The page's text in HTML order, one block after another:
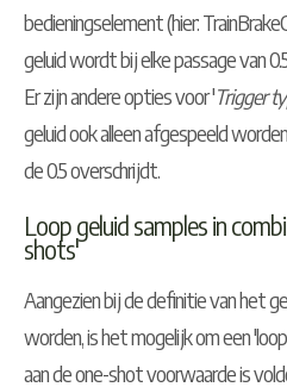
bedieningselement (hier:
geluid wordt bij elke passage van
Er zijn andere opties voor 'Trigger
geluid ook alleen afgespeeld
de 0.5 overschrijdt.
Loop geluid samples in
shots'
Aangezien bij de definitie van het
worden, is het mogelijk om een
aan de one-shot voorwaarde is